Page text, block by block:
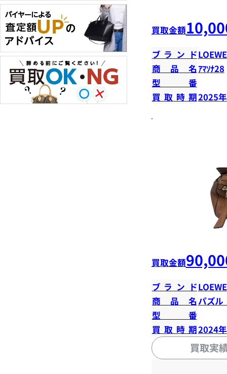
買取金額
ブランドLOEWE
商品名ｱﾏｿﾅ28
型番
買取時期2025
買取金額
ブランドLOEWE
商品名 パズ
型番
買取時期2024
買取実